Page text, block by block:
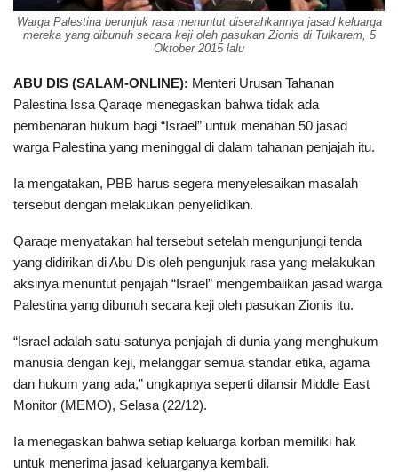
Warga Palestina berunjuk rasa menuntut diserahkannya jasad keluarga
mereka yang dibunuh secara keji oleh pasukan Zionis di Tulkarem, 5
Oktober 2015 lalu
ABU DIS (SALAM-ONLINE): Menteri Urusan Tahanan
Palestina Issa Qaraqe menegaskan bahwa tidak ada
pembenaran hukum bagi “Israel” untuk menahan 50 jasad
warga Palestina yang meninggal di dalam tahanan penjajah itu.
Ia mengatakan, PBB harus segera menyelesaikan masalah
tersebut dengan melakukan penyelidikan.
Qaraqe menyatakan hal tersebut setelah mengunjungi tenda
yang didirikan di Abu Dis oleh pengunjuk rasa yang melakukan
aksinya menuntut penjajah “Israel” mengembalikan jasad warga
Palestina yang dibunuh secara keji oleh pasukan Zionis itu.
“Israel adalah satu-satunya penjajah di dunia yang menghukum
manusia dengan keji, melanggar semua standar etika, agama
dan hukum yang ada,” ungkapnya seperti dilansir Middle East
Monitor (MEMO), Selasa (22/12).
Ia menegaskan bahwa setiap keluarga korban memiliki hak
untuk menerima jasad keluarganya kembali.